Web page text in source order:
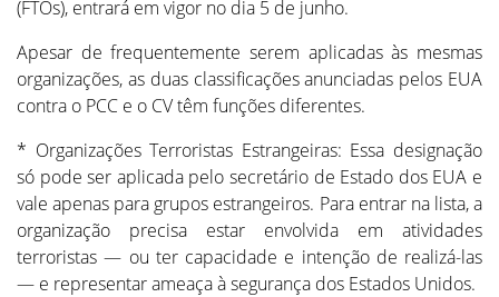
(FTOs), entrará em vigor no dia 5 de junho.
Apesar de frequentemente serem aplicadas às mesmas
organizações, as duas classificações anunciadas pelos EUA
contra o PCC e o CV têm funções diferentes.
* Organizações Terroristas Estrangeiras: Essa designação
só pode ser aplicada pelo secretário de Estado dos EUA e
vale apenas para grupos estrangeiros. Para entrar na lista, a
organização precisa estar envolvida em atividades
terroristas — ou ter capacidade e intenção de realizá-las
— e representar ameaça à segurança dos Estados Unidos.